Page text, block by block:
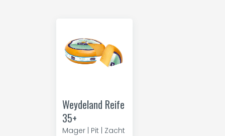
Weydeland Reife
35+
Mager | Pit | Zacht